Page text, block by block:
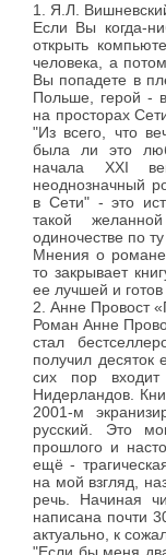
1. Я.Л.
Если Вы когда-
открыть
человека, а
Вы попадете в
Польше, герой -
на просторах
"Из всего, что
была ли это
начала XXI
неоднозначный
в Сети" - это
такой
одиночестве по
Мнения о
то закрывает
ее лучшей и
2. Анне Провост
Роман Анне
стал
получил десяток
сих пор
Нидерландов.
2001-м
русский. Это
прошлого и
ещё -
на мой взгляд,
речь. Начиная
написана почти
актуально, к